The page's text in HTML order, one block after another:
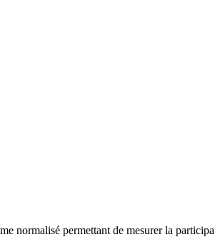
normalisé permettant de mesurer la